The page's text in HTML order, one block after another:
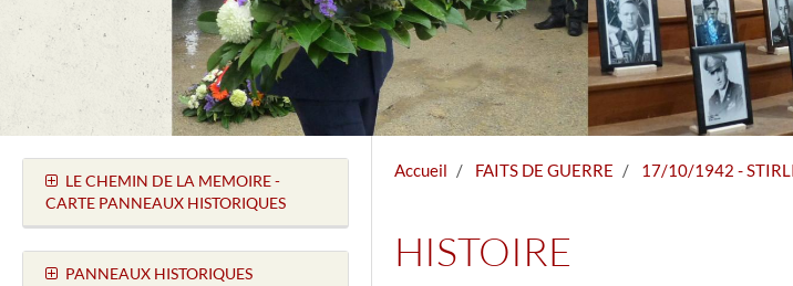
Accueil FAITS DE GUERRE 17/10/1942 -
HISTOIRE
LE CHEMIN DE LA MEMOIRE -
CARTE PANNEAUX HISTORIQUES
PANNEAUX HISTORIQUES